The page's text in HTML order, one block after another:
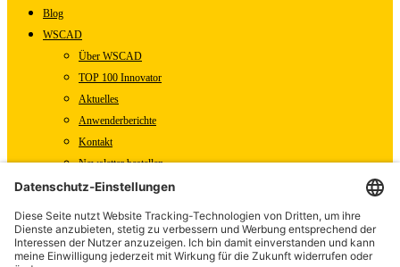
Blog
WSCAD
Über WSCAD
TOP 100 Innovator
Aktuelles
Anwenderberichte
Kontakt
Newsletter bestellen
WSCAD Shop
Partner
Downloads